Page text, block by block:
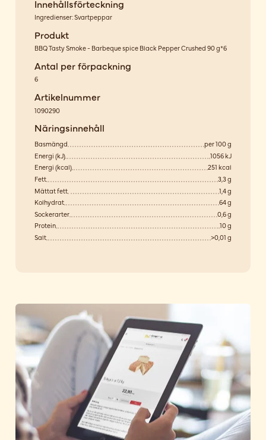
Innehållsförteckning
Ingredienser: Svartpeppar
Produkt
BBQ Tasty Smoke - Barbeque spice Black Pepper Crushed 90 g*6
Antal per förpackning
6
Artikelnummer
1090290
Näringsinnehåll
Basmängd
per 100 g
Energi (kJ)
1056 kJ
Energi (kcal)
251 kcal
Fett
3,3 g
Mättat fett
1,4 g
Kolhydrat
64 g
Sockerarter
0,6 g
Protein
10 g
Salt
>0,01 g